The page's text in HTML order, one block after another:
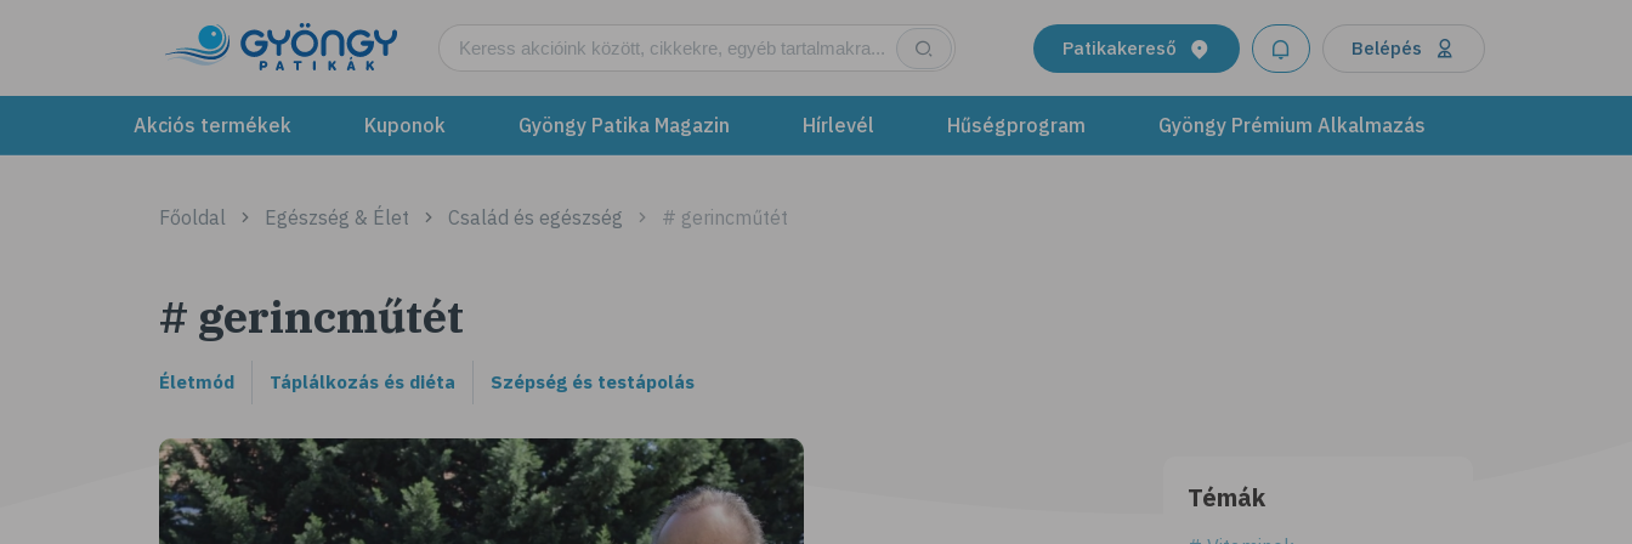
Patikakereső Belépés
Akciós termékek Kuponok Gyöngy Patika Magazin Hírlevél Hűségprogram Gyöngy Prémium Alkalmazás
Főoldal Egészség & Élet Család és egészség # gerincműtét
# gerincműtét
Életmód Táplálkozás és diéta Szépség és testápolás
Témák